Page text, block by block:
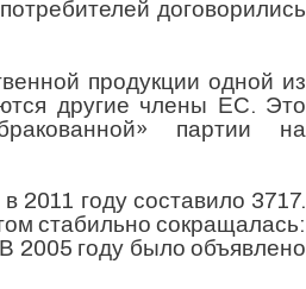
договорились
продукции одной из
другие члены ЕС. Это
партии на
2011 году составило 3717.
стабильно сокращалась:
2005 году было объявлено